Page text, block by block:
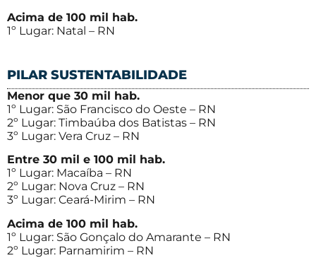
Acima de 100 mil hab.
1º Lugar: Natal – RN
PILAR SUSTENTABILIDADE
Menor que 30 mil hab.
1º Lugar: São Francisco do Oeste – RN
2º Lugar: Timbaúba dos Batistas – RN
3º Lugar: Vera Cruz – RN
Entre 30 mil e 100 mil hab.
1º Lugar: Macaíba – RN
2º Lugar: Nova Cruz – RN
3º Lugar: Ceará-Mirim – RN
Acima de 100 mil hab.
1º Lugar: São Gonçalo do Amarante – RN
2º Lugar: Parnamirim – RN